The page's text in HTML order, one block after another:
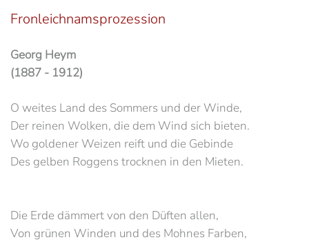
Fronleichnamsprozession
Georg Heym
(1887 - 1912)
O weites Land des Sommers und der Winde,
Der reinen Wolken, die dem Wind sich bieten.
Wo goldener Weizen reift und die Gebinde
Des gelben Roggens trocknen in den Mieten.
Die Erde dämmert von den Düften allen,
Von grünen Winden und des Mohnes Farben,